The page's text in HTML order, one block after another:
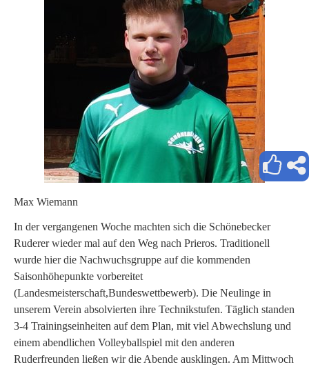
Max Wiemann
In der vergangenen Woche machten sich die Schönebecker
Ruderer wieder mal auf den Weg nach Prieros. Traditionell
wurde hier die Nachwuchsgruppe auf die kommenden
Saisonhöhepunkte vorbereitet
(Landesmeisterschaft,Bundeswettbewerb). Die Neulinge in
unserem Verein absolvierten ihre Technikstufen. Täglich standen
3-4 Trainingseinheiten auf dem Plan, mit viel Abwechslung und
einem abendlichen Volleyballspiel mit den anderen
Ruderfreunden ließen wir die Abende ausklingen. Am Mittwoch